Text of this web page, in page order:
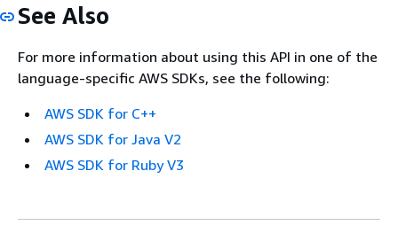
See Also
For more information about using this API in one of the
language-specific AWS SDKs, see the following:
AWS SDK for C++
AWS SDK for Java V2
AWS SDK for Ruby V3